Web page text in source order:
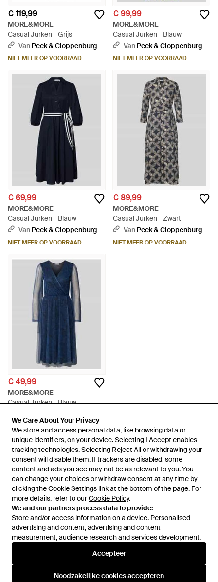
We Care About Your Privacy
We store and access personal data, like browsing data or
unique identifiers, on your device. Selecting I Accept enables
tracking technologies. Selecting Reject All or withdrawing your
consent will disable them. If trackers are disabled, some
content and ads you see may not be as relevant to you. You
can change your choices or withdraw consent at any time by
clicking the Cookie Settings link at the bottom of the page. For
more details, refer to ourCookie Policy.
We and our partners process data to provide:
Store and/or access information on a device. Personalised
advertising and content, advertising and content
measurement, audience research and services development.
Accepteer
Noodzakelijke cookies accepteren
We Care About Your Privacy
We store and access personal data, like browsing data or
unique identifiers, on your device. Selecting I Accept enables
tracking technologies. Selecting Reject All or withdrawing your
consent will disable them. If trackers are disabled, some
content and ads you see may not be as relevant to you. You
can change your choices or withdraw consent at any time by
clicking the Cookie Settings link at the bottom of the page. For
more details, refer to ourCookie Policy.
We and our partners process data to provide:
Store and/or access information on a device. Personalised
advertising and content, advertising and content
measurement, audience research and services development.
Accepteer
Noodzakelijke cookies accepteren
€ 119,99
MORE&MORE
Casual Jurken - Grijs
Van Peek & Cloppenburg
NIET MEER OP VOORRAAD
€ 99,99
MORE&MORE
Casual Jurken - Blauw
Van Peek & Cloppenburg
NIET MEER OP VOORRAAD
€ 69,99
MORE&MORE
Casual Jurken - Blauw
Van Peek & Cloppenburg
NIET MEER OP VOORRAAD
€ 89,99
MORE&MORE
Casual Jurken - Zwart
Van Peek & Cloppenburg
NIET MEER OP VOORRAAD
€ 49,99
MORE&MORE
Casual Jurken - Blauw
NIET MEER OP VOORRAAD
Internationaal